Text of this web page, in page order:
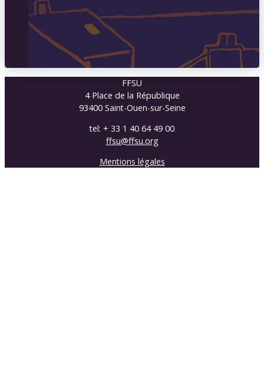
FFSU
4 Place de la République
93400 Saint-Ouen-sur-Seine
tel: + 33 1 40 64 49 00
ffsu@ffsu.org
Mentions légales